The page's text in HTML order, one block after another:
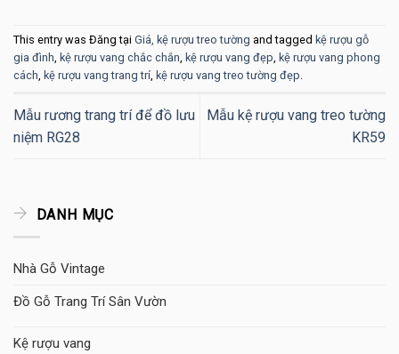
This entry was Đăng tại Giá, kệ rượu treo tường and tagged kệ rượu gỗ
gia đình, kệ rượu vang chắc chắn, kệ rượu vang đẹp, kệ rượu vang phong
cách, kệ rượu vang trang trí, kệ rượu vang treo tường đẹp.
Mẫu rương trang trí để đồ lưu
niệm RG28
Mẫu kệ rượu vang treo tường
KR59
DANH MỤC
Nhà Gỗ Vintage
Đồ Gỗ Trang Trí Sân Vườn
Kệ rượu vang